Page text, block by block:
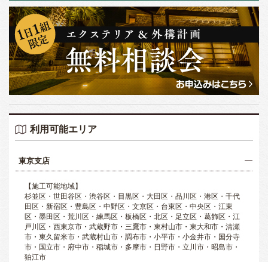
利用可能エリア
東京支店
【施工可能地域】
杉並区・世田谷区・渋谷区・目黒区・大田区・品川区・港区・千代
田区・新宿区・豊島区・中野区・文京区・台東区・中央区・江東
区・墨田区・荒川区・練馬区・板橋区・北区・足立区・葛飾区・江
戸川区・西東京市・武蔵野市・三鷹市・東村山市・東大和市・清瀬
市・東久留米市・武蔵村山市・調布市・小平市・小金井市・国分寺
市・国立市・府中市・稲城市・多摩市・日野市・立川市・昭島市・
狛江市